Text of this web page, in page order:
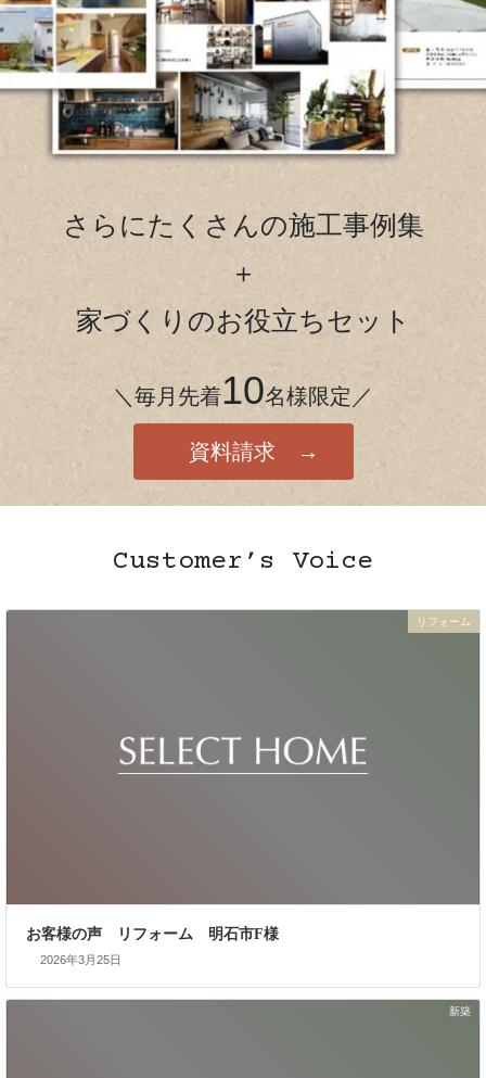
さらにたくさんの施工事例集
＋
家づくりのお役立ちセット
＼毎月先着10名様限定／
資料請求 →
Customer’s Voice
リフォーム
お客様の声 リフォーム 明石市F様
2026年3月25日
新築